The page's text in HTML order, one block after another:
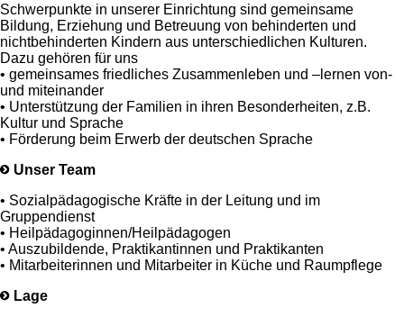
Schwerpunkte in unserer Einrichtung sind gemeinsame
Bildung, Erziehung und Betreuung von behinderten und
nichtbehinderten Kindern aus unterschiedlichen Kulturen.
Dazu gehören für uns
• gemeinsames friedliches Zusammenleben und –lernen von-
und miteinander
• Unterstützung der Familien in ihren Besonderheiten, z.B.
Kultur und Sprache
• Förderung beim Erwerb der deutschen Sprache
Unser Team
• Sozialpädagogische Kräfte in der Leitung und im
Gruppendienst
• Heilpädagoginnen/Heilpädagogen
• Auszubildende, Praktikantinnen und Praktikanten
• Mitarbeiterinnen und Mitarbeiter in Küche und Raumpflege
Lage